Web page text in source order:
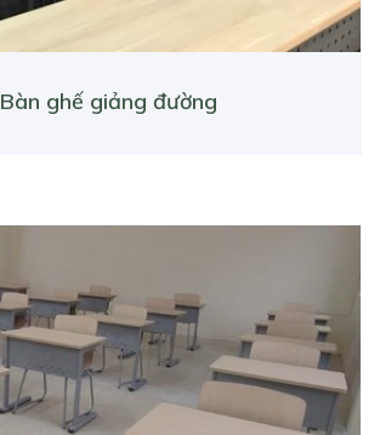
Bàn ghế giảng đường